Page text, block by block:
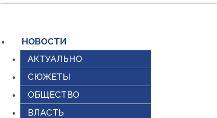
содержимому
НОВОСТИ
АКТУАЛЬНО
СЮЖЕТЫ
ОБЩЕСТВО
ВЛАСТЬ